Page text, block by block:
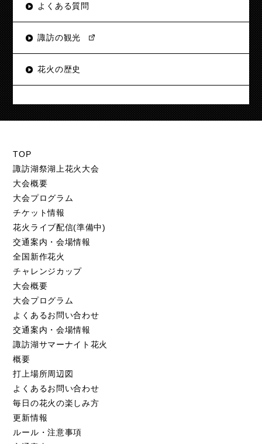
よくある質問
諏訪の観光
花火の歴史
TOP
諏訪湖祭湖上花火大会
大会概要
大会プログラム
チケット情報
花火ライブ配信(準備中)
交通案内・会場情報
全国新作花火
チャレンジカップ
大会概要
大会プログラム
よくあるお問い合わせ
交通案内・会場情報
諏訪湖サマーナイト花火
概要
打上場所周辺図
よくあるお問い合わせ
毎日の花火の楽しみ方
更新情報
ルール・注意事項